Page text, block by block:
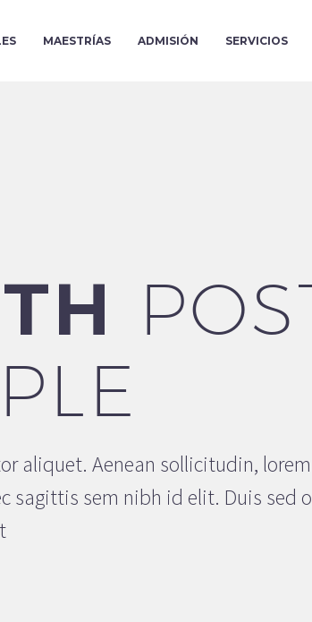
MAESTRÍAS ADMISIÓN SERVICIOS
aliquet. Aenean sollicitudin,
sagittis sem nibh id elit. Duis sed